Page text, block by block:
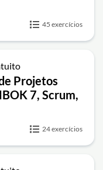
artigo
45 exercícios
Projetos
7, Scrum,
do Zero
24 exercícios